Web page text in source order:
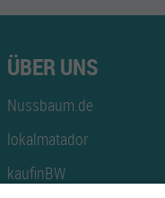
ÜBER UNS
Nussbaum.de
lokalmatador
kaufinBW